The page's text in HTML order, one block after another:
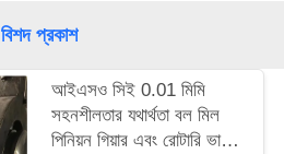
বিশদ প্রকাশ
আইএসও সিই 0.01 মিমি
সহনশীলতার যথার্থতা বল মিল
পিনিয়ন গিয়ার এবং রোটারি ভাটি